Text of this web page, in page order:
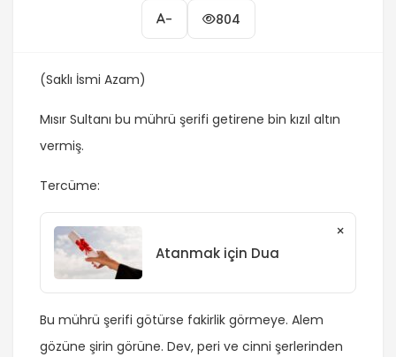
- 804
(Saklı İsmi Azam)
Mısır Sultanı bu mührü şerifi getirene bin kızıl altın
vermiş.
Tercüme:
Atanmak için Dua
×
Bu mührü şerifi götürse fakirlik görmeye. Alem
gözüne şirin görüne. Dev, peri ve cinni şerlerinden